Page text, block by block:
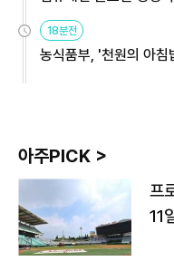
원
18분전
농식품부, '천원의 아
아주PICK >
프
11